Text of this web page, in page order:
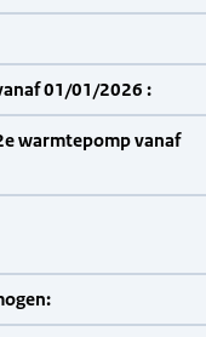
01/01/2026 :
warmtepomp vanaf